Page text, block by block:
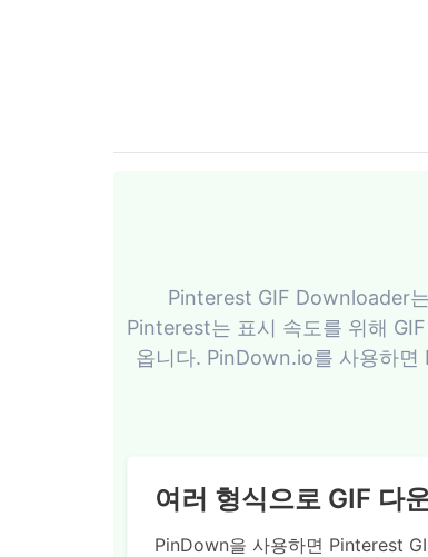
Pinterest GIF Downloader
Pinterest는 표시 속도를 위해
옵니다. PinDown.io를 사용하면
여러 형식으로 GIF 다
PinDown을 사용하면 Pinterest